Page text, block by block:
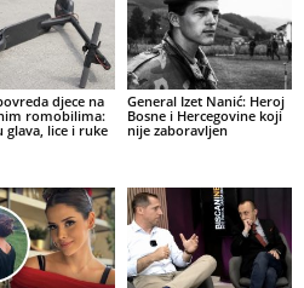
djece na
romobilima:
glava, lice i ruke
General Izet Nanić: Heroj
Bosne i Hercegovine koji
nije zaboravljen